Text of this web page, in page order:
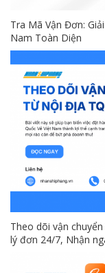
Tra Mã Vận Đơn:
Nam Toàn Diện
Theo dõi vận
lý đơn 24/7, Nhận